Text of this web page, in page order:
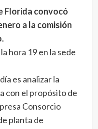
Florida convocó
a la comisión
hora 19 en la sede
es analizar la
con el propósito de
Consorcio
planta de